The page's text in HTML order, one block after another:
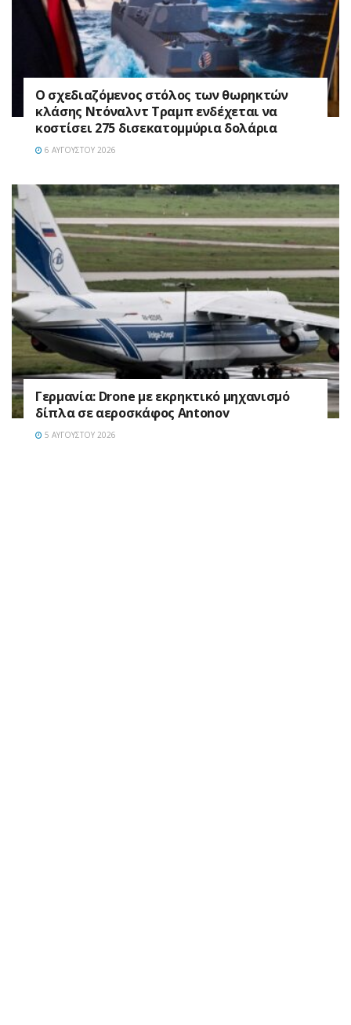
Ο σχεδιαζόμενος στόλος των θωρηκτών
κλάσης Ντόναλντ Τραμπ ενδέχεται να
κοστίσει 275 δισεκατομμύρια δολάρια
6 ΑΥΓΟΎΣΤΟΥ 2026
Γερμανία: Drone με εκρηκτικό μηχανισμό
δίπλα σε αεροσκάφος Antonov
5 ΑΥΓΟΎΣΤΟΥ 2026